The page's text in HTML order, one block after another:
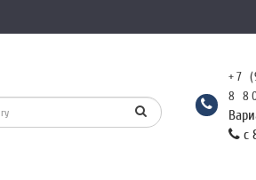
+7
8
с